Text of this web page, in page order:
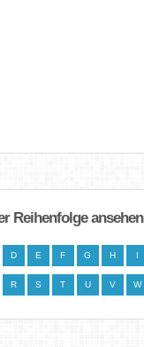
Reihenfolge ansehen
D E F G H I
R S T U V W